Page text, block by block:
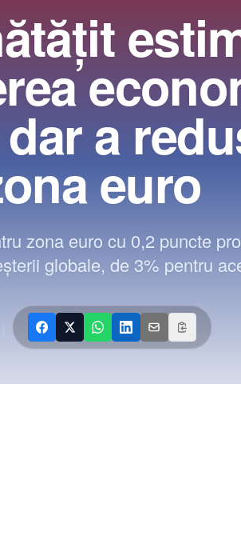
a
euro
zona euro cu 0,2 puncte
globale, de 3% pentru